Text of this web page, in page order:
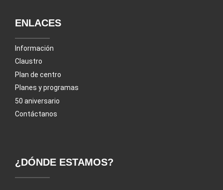
ENLACES
Información
Claustro
Plan de centro
Planes y programas
50 aniversario
Contáctanos
¿DÓNDE ESTAMOS?